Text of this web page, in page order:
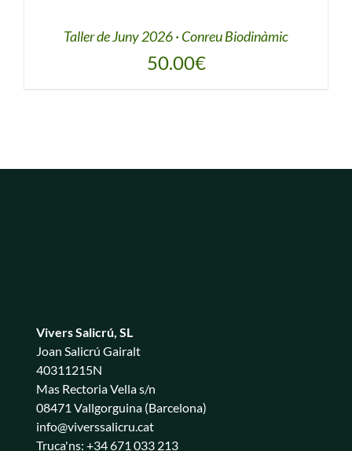
Taller de Juny 2026 · Conreu Biodinàmic
50.00€
Vivers Salicrú, SL
Joan Salicrú Gairalt
40311215N
Mas Rectoria Vella s/n
08471 Vallgorguina (Barcelona)
info@viverssalicru.cat
Truca'ns: +34 671 033 213